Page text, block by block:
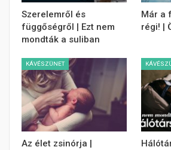
Szerelemről és
függőségről | Ezt nem
mondták a suliban
Már a
régi! |
KÁVÉSZÜNET
Az élet zsinórja |